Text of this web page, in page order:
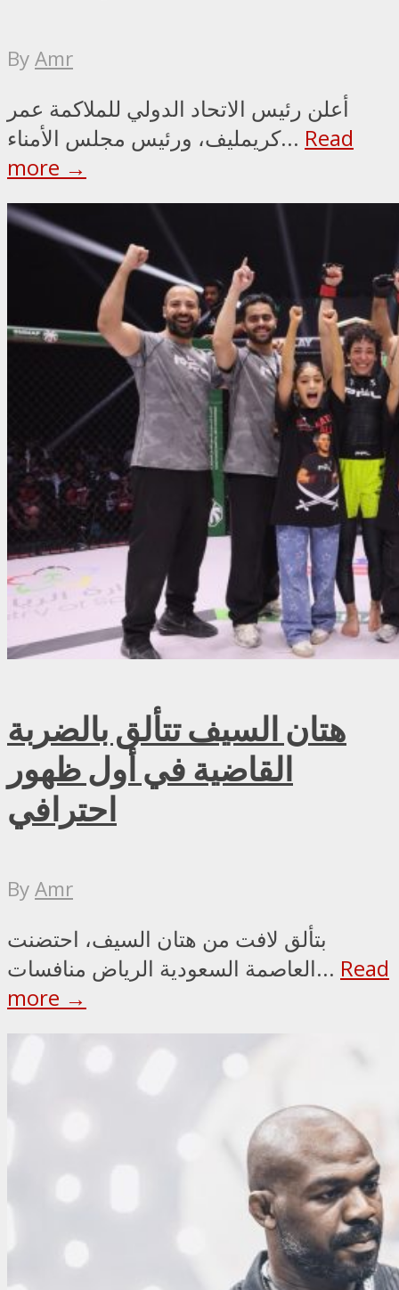
ByAmr
أعلن رئيس الاتحاد الدولي للملاكمة عمر
كريمليف، ورئيس مجلس الأمناء... Read
more →
هتان السيف تتألق بالضربة
القاضية في أول ظهور
احترافي
ByAmr
بتألق لافت من هتان السيف، احتضنت
العاصمة السعودية الرياض منافسات... Read
more →